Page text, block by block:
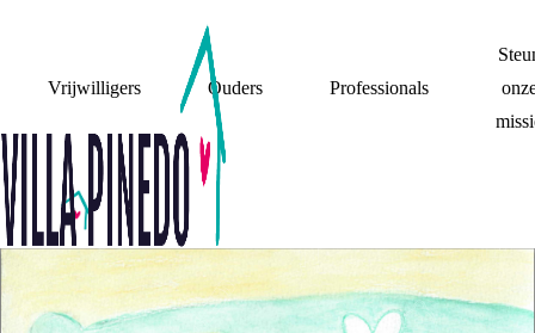
Vrijwilligers Ouders Professionals